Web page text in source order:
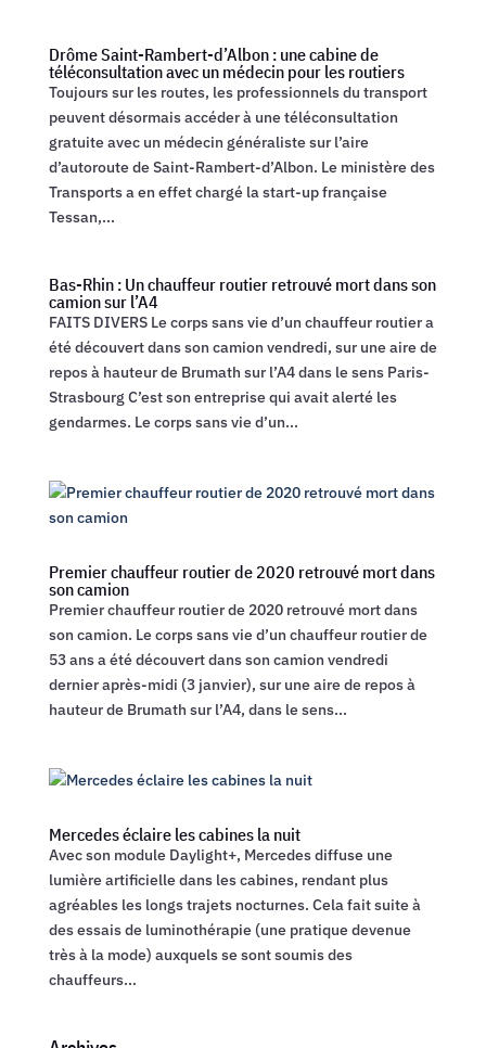
Drôme Saint-Rambert-d’Albon : une cabine de
téléconsultation avec un médecin pour les routiers
Toujours sur les routes, les professionnels du transport
peuvent désormais accéder à une téléconsultation
gratuite avec un médecin généraliste sur l’aire
d’autoroute de Saint-Rambert-d’Albon. Le ministère des
Transports a en effet chargé la start-up française
Tessan,...
Bas-Rhin : Un chauffeur routier retrouvé mort dans son
camion sur l’A4
FAITS DIVERS Le corps sans vie d’un chauffeur routier a
été découvert dans son camion vendredi, sur une aire de
repos à hauteur de Brumath sur l’A4 dans le sens Paris-
Strasbourg C’est son entreprise qui avait alerté les
gendarmes. Le corps sans vie d’un...
Premier chauffeur routier de 2020 retrouvé mort dans
son camion
Premier chauffeur routier de 2020 retrouvé mort dans
son camion. Le corps sans vie d’un chauffeur routier de
53 ans a été découvert dans son camion vendredi
dernier après-midi (3 janvier), sur une aire de repos à
hauteur de Brumath sur l’A4, dans le sens...
Mercedes éclaire les cabines la nuit
Avec son module Daylight+, Mercedes diffuse une
lumière artificielle dans les cabines, rendant plus
agréables les longs trajets nocturnes. Cela fait suite à
des essais de luminothérapie (une pratique devenue
très à la mode) auxquels se sont soumis des
chauffeurs...